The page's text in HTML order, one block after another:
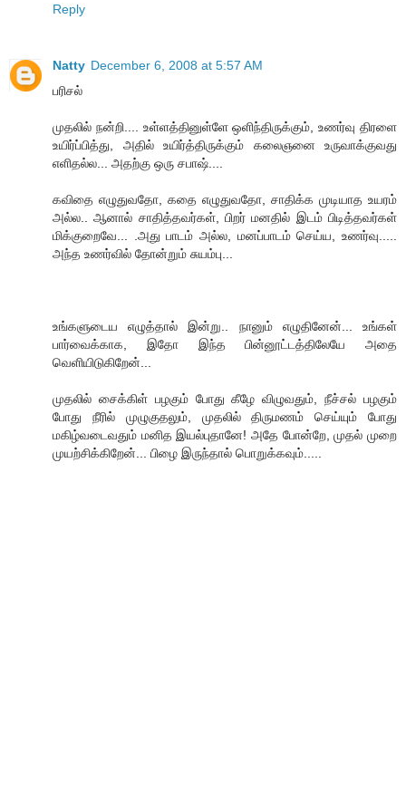
Reply
Natty December 6, 2008 at 5:57 AM
பரிசல்
முதலில் நன்றி.... உள்ளத்தினுள்ளே ஒளிந்திருக்கும், உணர்வு திரளை
உயிர்ப்பித்து, அதில் உயிர்த்திருக்கும் கலைஞனை உருவாக்குவது
எளிதல்ல... அதற்கு ஒரு சபாஷ்....
கவிதை எழுதுவதோ, கதை எழுதுவதோ, சாதிக்க முடியாத உயரம்
அல்ல.. ஆனால் சாதித்தவர்கள், பிறர் மனதில் இடம் பிடித்தவர்கள்
மிக்குறைவே... .அது பாடம் அல்ல, மனப்பாடம் செய்ய, உணர்வு.....
அந்த உணர்வில் தோன்றும் சுயம்பு...
உங்களுடைய எழுத்தால் இன்று.. நானும் எழுதினேன்... உங்கள்
பார்வைக்காக, இதோ இந்த பின்னூட்டத்திலேயே அதை
வெளியிடுகிறேன்...
முதலில் சைக்கிள் பழகும் போது கீழே விழுவதும், நீச்சல் பழகும்
போது நீரில் முழுகுதலும், முதலில் திருமணம் செய்யும் போது
மகிழ்வடைவதும் மனித இயல்புதானே! அதே போன்றே, முதல் முறை
முயற்சிக்கிறேன்... பிழை இருந்தால் பொறுக்கவும்.....